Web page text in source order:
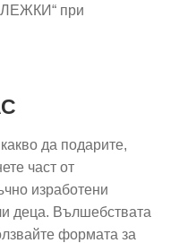
при
да подарите,
част от
изработени
деца. Вълшебствата
формата за